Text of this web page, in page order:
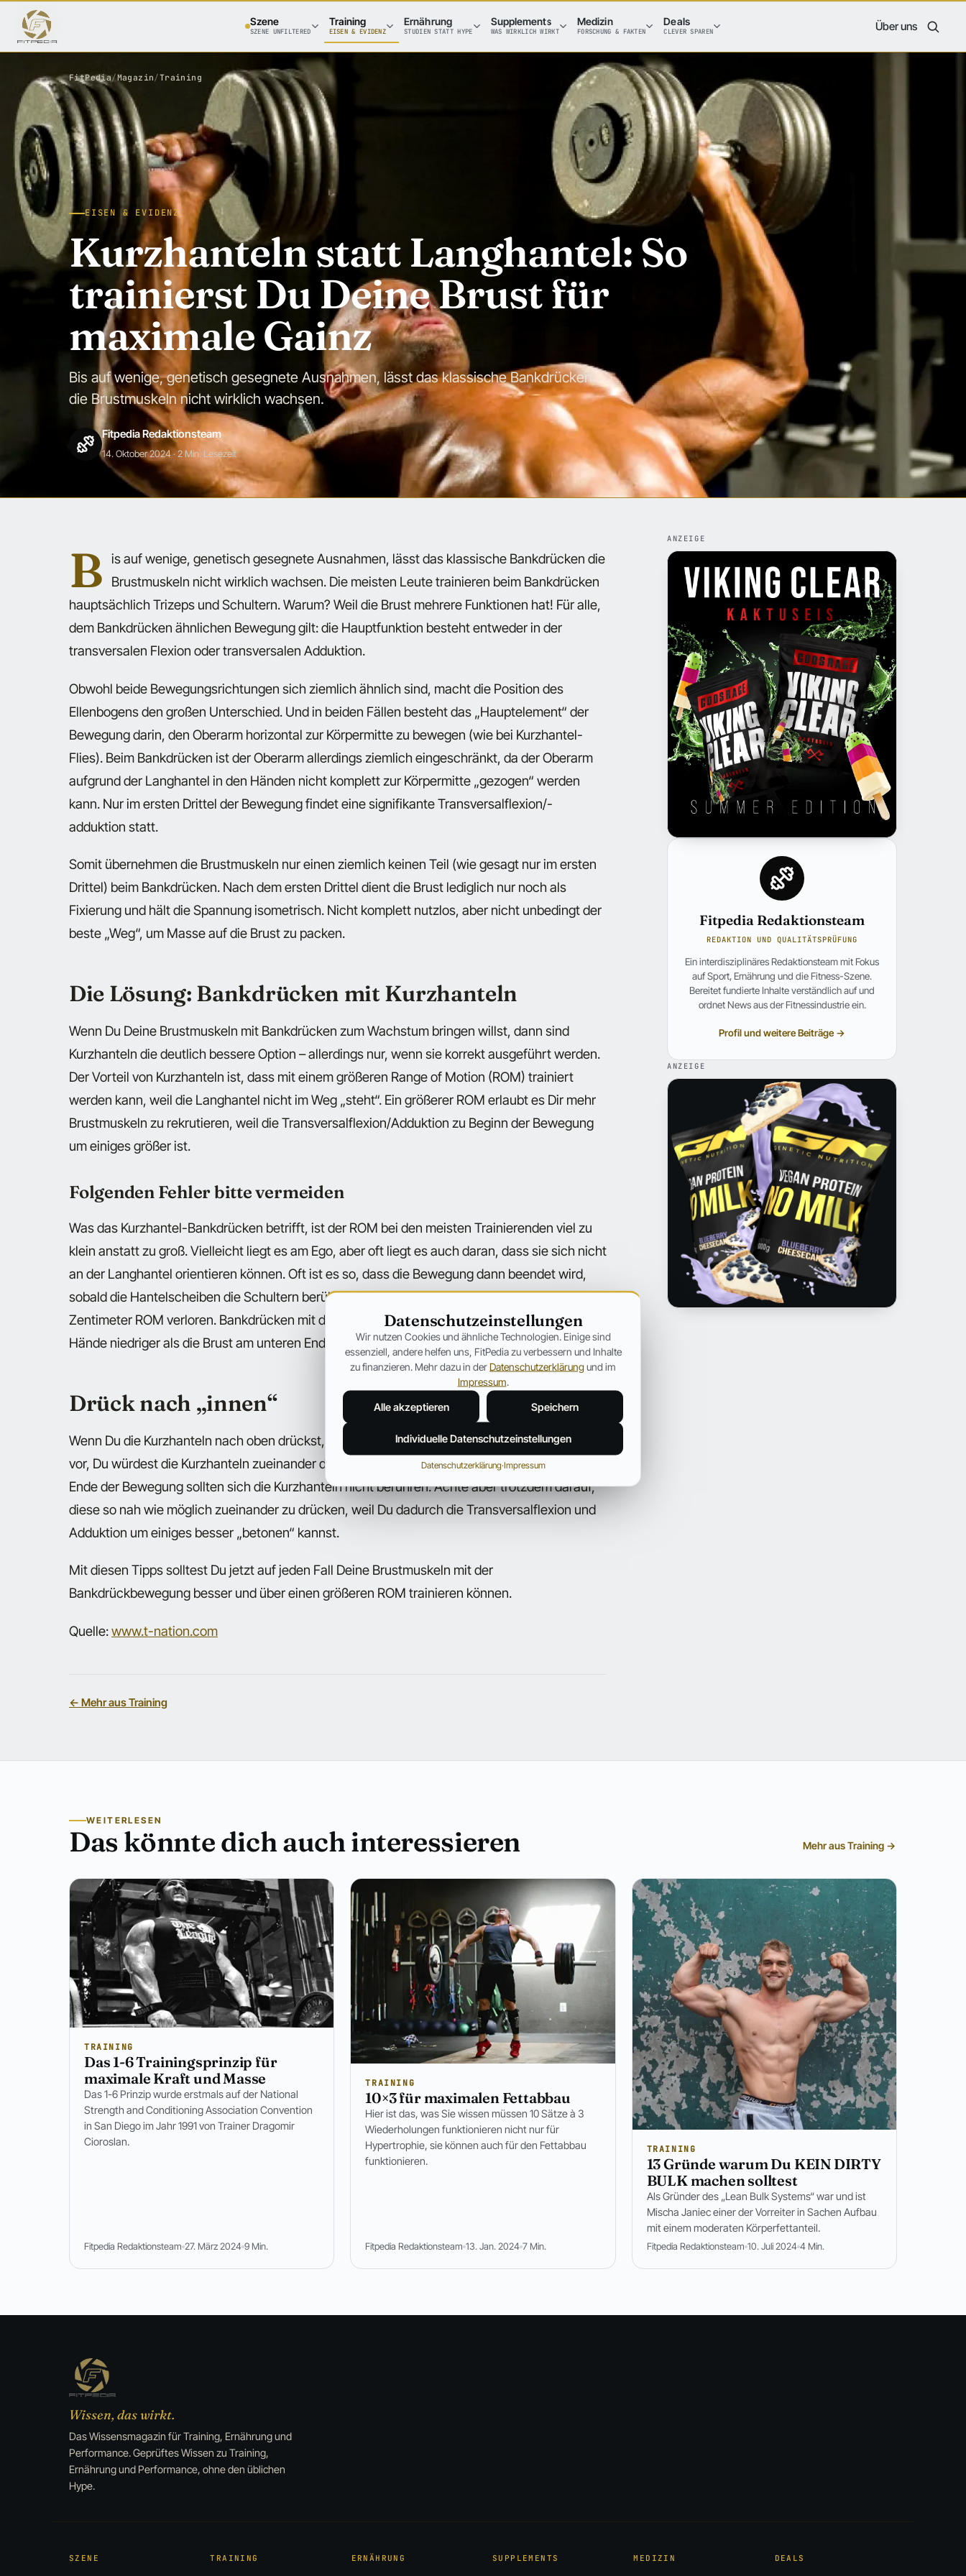
Szene
SZENE UNFILTERED
Training
EISEN & EVIDENZ
Ernährung
STUDIEN STATT HYPE
Supplements
WAS WIRKLICH WIRKT
Medizin
FORSCHUNG & FAKTEN
Deals
CLEVER SPAREN Über uns
FitPedia/Magazin/Training
EISEN & EVIDENZ
Kurzhanteln statt Langhantel: So
trainierst Du Deine Brust für
maximale Gainz
Bis auf wenige, genetisch gesegnete Ausnahmen, lässt das klassische Bankdrücken
die Brustmuskeln nicht wirklich wachsen.
Fitpedia Redaktionsteam
14. Oktober 2024· 2 Min. Lesezeit
B is auf wenige, genetisch gesegnete Ausnahmen, lässt das klassische Bankdrücken die
Brustmuskeln nicht wirklich wachsen. Die meisten Leute trainieren beim Bankdrücken
hauptsächlich Trizeps und Schultern. Warum? Weil die Brust mehrere Funktionen hat! Für alle,
dem Bankdrücken ähnlichen Bewegung gilt: die Hauptfunktion besteht entweder in der
transversalen Flexion oder transversalen Adduktion.
Obwohl beide Bewegungsrichtungen sich ziemlich ähnlich sind, macht die Position des
Ellenbogens den großen Unterschied. Und in beiden Fällen besteht das „Hauptelement“ der
Bewegung darin, den Oberarm horizontal zur Körpermitte zu bewegen (wie bei Kurzhantel-
Flies). Beim Bankdrücken ist der Oberarm allerdings ziemlich eingeschränkt, da der Oberarm
aufgrund der Langhantel in den Händen nicht komplett zur Körpermitte „gezogen“ werden
kann. Nur im ersten Drittel der Bewegung findet eine signifikante Transversalflexion/-
adduktion statt.
Somit übernehmen die Brustmuskeln nur einen ziemlich keinen Teil (wie gesagt nur im ersten
Drittel) beim Bankdrücken. Nach dem ersten Drittel dient die Brust lediglich nur noch als
Fixierung und hält die Spannung isometrisch. Nicht komplett nutzlos, aber nicht unbedingt der
beste „Weg“, um Masse auf die Brust zu packen.
Die Lösung: Bankdrücken mit Kurzhanteln
Wenn Du Deine Brustmuskeln mit Bankdrücken zum Wachstum bringen willst, dann sind
Kurzhanteln die deutlich bessere Option – allerdings nur, wenn sie korrekt ausgeführt werden.
Der Vorteil von Kurzhanteln ist, dass mit einem größeren Range of Motion (ROM) trainiert
werden kann, weil die Langhantel nicht im Weg „steht“. Ein größerer ROM erlaubt es Dir mehr
Brustmuskeln zu rekrutieren, weil die Transversalflexion/Adduktion zu Beginn der Bewegung
um einiges größer ist.
Folgenden Fehler bitte vermeiden
Was das Kurzhantel-Bankdrücken betrifft, ist der ROM bei den meisten Trainierenden viel zu
klein anstatt zu groß. Vielleicht liegt es am Ego, aber oft liegt es auch daran, dass sie sich nicht
an der Langhantel orientieren können. Oft ist es so, dass die Bewegung dann beendet wird,
sobald die Hantelscheiben die Schultern berühren. Allerdings gehen dabei wertvolle
Zentimeter ROM verloren. Bankdrücken mit den Kurzhanteln ist nur dann effektiv, wenn die
Hände niedriger als die Brust am unteren Ende der Bewegung sind.
Drück nach „innen“
Wenn Du die Kurzhanteln nach oben drückst, drück sie gleichzeitig auch nach „innen“. Stell Dir
vor, Du würdest die Kurzhanteln zueinander drücken – ähnlich wie bei Fliegenden. Am oberen
Ende der Bewegung sollten sich die Kurzhanteln nicht berühren. Achte aber trotzdem darauf,
diese so nah wie möglich zueinander zu drücken, weil Du dadurch die Transversalflexion und
Adduktion um einiges besser „betonen“ kannst.
Mit diesen Tipps solltest Du jetzt auf jeden Fall Deine Brustmuskeln mit der
Bankdrückbewegung besser und über einen größeren ROM trainieren können.
Quelle:www.t-nation.com
← Mehr aus Training
ANZEIGE
Fitpedia Redaktionsteam
REDAKTION UND QUALITÄTSPRÜFUNG
Ein interdisziplinäres Redaktionsteam mit Fokus
auf Sport, Ernährung und die Fitness-Szene.
Bereitet fundierte Inhalte verständlich auf und
ordnet News aus der Fitnessindustrie ein.
Profil und weitere Beiträge →
ANZEIGE
WEITERLESEN
Das könnte dich auch interessieren Mehr aus Training →
TRAINING
Das 1-6 Trainingsprinzip für
maximale Kraft und Masse
Das 1-6 Prinzip wurde erstmals auf der National
Strength and Conditioning Association Convention
in San Diego im Jahr 1991 von Trainer Dragomir
Cioroslan.
Fitpedia Redaktionsteam 27. März 2024 9 Min.
TRAINING
10×3 für maximalen Fettabbau
Hier ist das, was Sie wissen müssen 10 Sätze à 3
Wiederholungen funktionieren nicht nur für
Hypertrophie, sie können auch für den Fettabbau
funktionieren.
Fitpedia Redaktionsteam 13. Jan. 2024 7 Min.
TRAINING
13 Gründe warum Du KEIN DIRTY
BULK machen solltest
Als Gründer des „Lean Bulk Systems“ war und ist
Mischa Janiec einer der Vorreiter in Sachen Aufbau
mit einem moderaten Körperfettanteil.
Fitpedia Redaktionsteam 10. Juli 2024 4 Min.
Wissen, das wirkt.
Das Wissensmagazin für Training, Ernährung und
Performance. Geprüftes Wissen zu Training,
Ernährung und Performance, ohne den üblichen
Hype.
SZENE TRAINING ERNÄHRUNG SUPPLEMENTS MEDIZIN DEALS
Datenschutzeinstellungen
Wir nutzen Cookies und ähnliche Technologien. Einige sind
essenziell, andere helfen uns, FitPedia zu verbessern und Inhalte
zu finanzieren. Mehr dazu in der Datenschutzerklärungund im
Impressum
Alle akzeptieren Speichern
Individuelle Datenschutzeinstellungen
Datenschutzerklärung·Impressum